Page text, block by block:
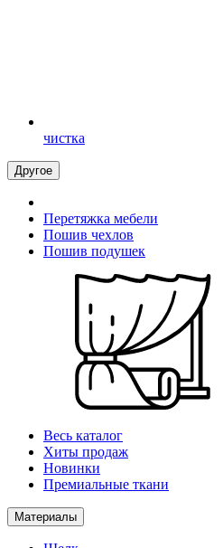
чистка
Другое
Перетяжка мебели
Пошив чехлов
Пошив подушек
Весь каталог
Хиты продаж
Новинки
Премиальные ткани
Материалы